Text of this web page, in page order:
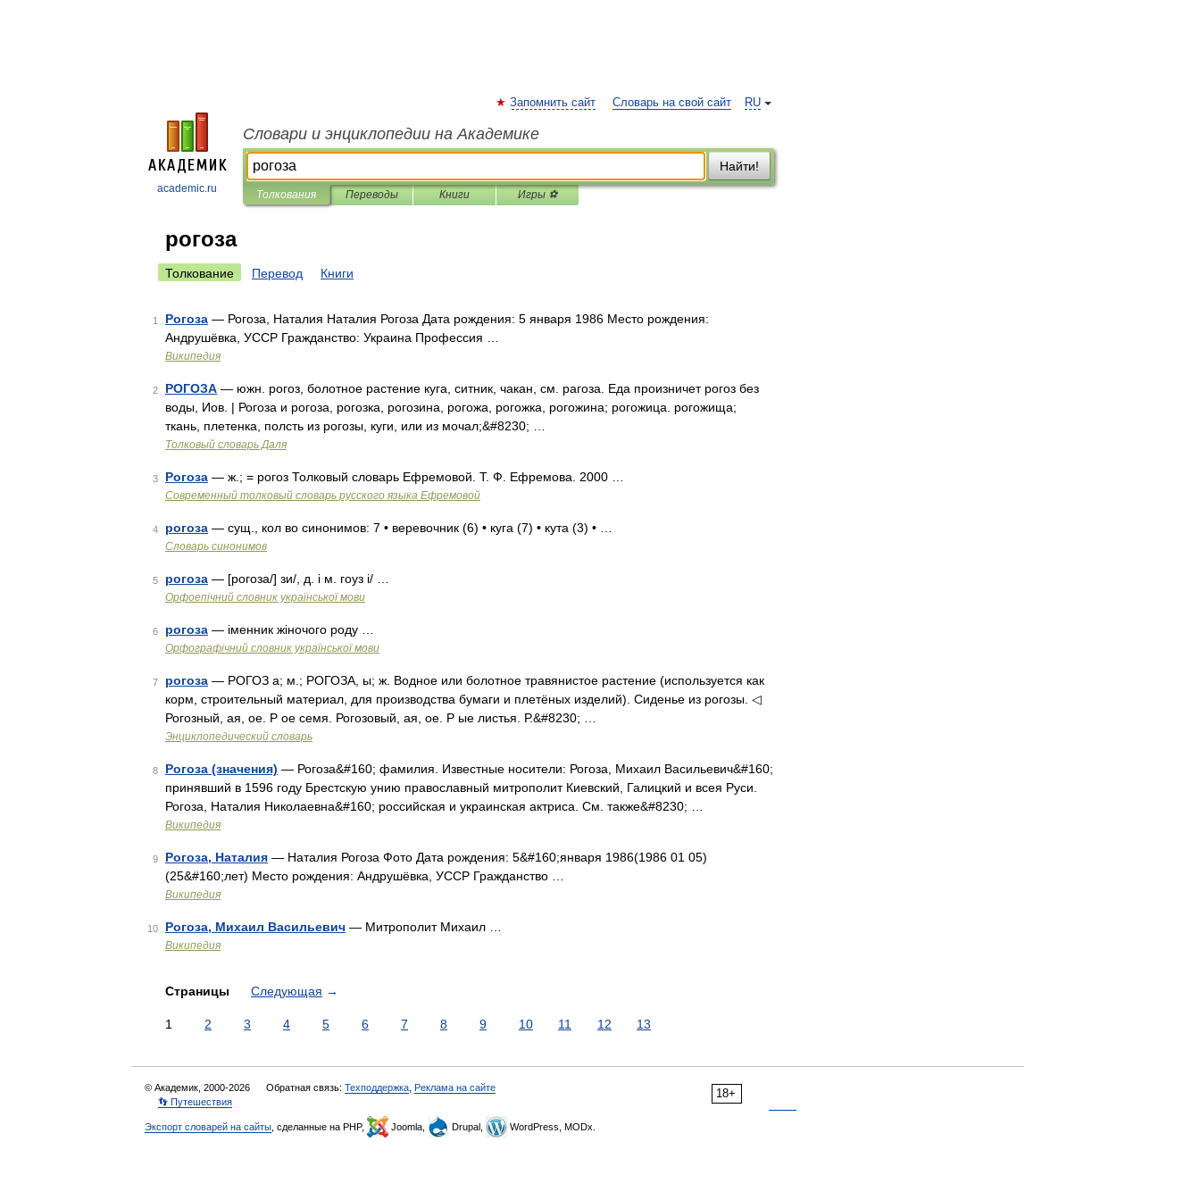
academic.ru
RU
Запомнить сайт Словарь на свой сайт
Словари и энциклопедии на Академике
Найти!
Толкования Переводы Книги Игры ⚽
рогоза
Толкование Перевод Книги
1 Рогоза — Рогоза, Наталия Наталия Рогоза Дата рождения: 5 января 1986 Место рождения:
Андрушёвка, УССР Гражданство: Украина Профессия …
Википедия
2 РОГОЗА — южн. рогоз, болотное растение куга, ситник, чакан, см. рагоза. Еда произничет рогоз без
воды, Иов. | Рогоза и рогоза, рогозка, рогозина, рогожа, рогожка, рогожина; рогожица. рогожища;
ткань, плетенка, полсть из рогозы, куги, или из мочал;&#8230; …
Толковый словарь Даля
3 Рогоза — ж.; = рогоз Толковый словарь Ефремовой. Т. Ф. Ефремова. 2000 …
Современный толковый словарь русского языка Ефремовой
4 рогоза — сущ., кол во синонимов: 7 • веревочник (6) • куга (7) • кута (3) • …
Словарь синонимов
5 рогоза — [рогоза/] зи/, д. і м. гоуз і/ …
Орфоепічний словник української мови
6 рогоза — іменник жіночого роду …
Орфографічний словник української мови
7 рогоза — РОГОЗ а; м.; РОГОЗА, ы; ж. Водное или болотное травянистое растение (используется как
корм, строительный материал, для производства бумаги и плетёных изделий). Сиденье из рогозы. ◁
Рогозный, ая, ое. Р ое семя. Рогозовый, ая, ое. Р ые листья. Р.&#8230; …
Энциклопедический словарь
8 Рогоза (значения) — Рогоза&#160; фамилия. Известные носители: Рогоза, Михаил Васильевич&#160;
принявший в 1596 году Брестскую унию православный митрополит Киевский, Галицкий и всея Руси.
Рогоза, Наталия Николаевна&#160; российская и украинская актриса. См. также&#8230; …
Википедия
9 Рогоза, Наталия — Наталия Рогоза Фото Дата рождения: 5&#160;января 1986(1986 01 05)
(25&#160;лет) Место рождения: Андрушёвка, УССР Гражданство …
Википедия
10 Рогоза, Михаил Васильевич — Митрополит Михаил …
Википедия
Страницы Следующая →
1 2 3 4 5 6 7 8 9 10 11 12 13
18+
© Академик, 2000-2026 Обратная связь: Техподдержка Реклама на сайте
👣 Путешествия
Экспорт словарей на сайты , сделанные на PHP, Joomla, Drupal, WordPress, MODx.